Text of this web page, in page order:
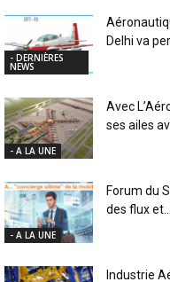
- DERNIÈRES
NEWS
Delhi va
- A LA UNE
Avec
ses ailes
- A LA UNE
Forum du
des flux et...
Industrie